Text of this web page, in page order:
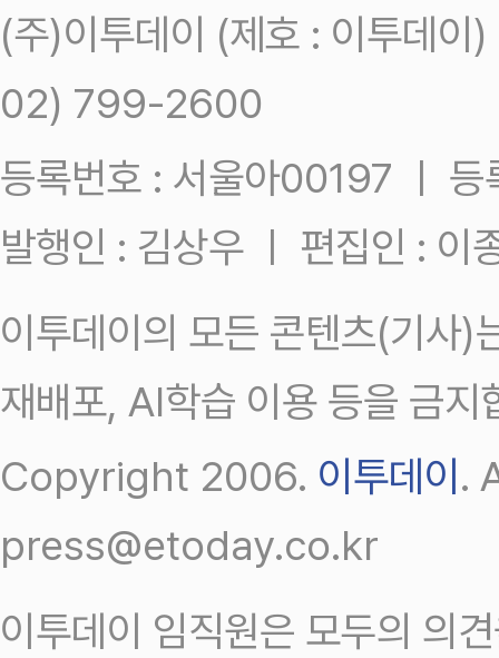
(주)이투데이 (제호 : 이투데
02) 799-2600
등록번호 : 서울아00197 ㅣ
발행인 : 김상우 ㅣ 편집인 : 이
이투데이의 모든 콘텐츠(기사)
재배포, AI학습 이용 등을 금지
Copyright 2006. 이투데이 .
press@etoday.co.kr
이투데이 임직원은 모두의 의